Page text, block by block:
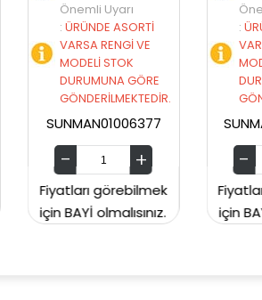
Önemli Uyarı
: ÜRÜNDE ASORTİ
VARSA RENGİ VE
MODELİ STOK
DURUMUNA GÖRE
GÖNDERİLMEKTEDİR.
SUNMAN00CH2129
Fiyatları görebilmek
için BAYİ olmalısınız.